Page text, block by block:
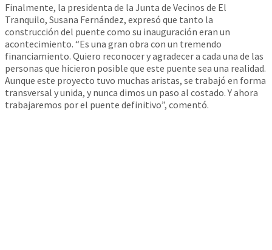
Finalmente, la presidenta de la Junta de Vecinos de El
Tranquilo, Susana Fernández, expresó que tanto la
construcción del puente como su inauguración eran un
acontecimiento. “Es una gran obra con un tremendo
financiamiento. Quiero reconocer y agradecer a cada una de las
personas que hicieron posible que este puente sea una realidad.
Aunque este proyecto tuvo muchas aristas, se trabajó en forma
transversal y unida, y nunca dimos un paso al costado. Y ahora
trabajaremos por el puente definitivo”, comentó.